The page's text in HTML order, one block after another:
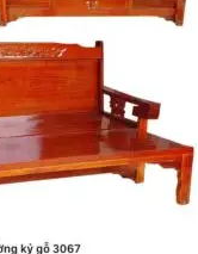
14,500,000₫.